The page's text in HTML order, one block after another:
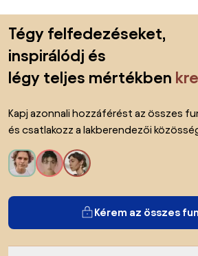
Tégy felfedezéseket,
inspirálódj és
légy teljes mértékben
Kapj azonnali hozzáférést az összes
és csatlakozz a lakberendezői
Kérem az összes